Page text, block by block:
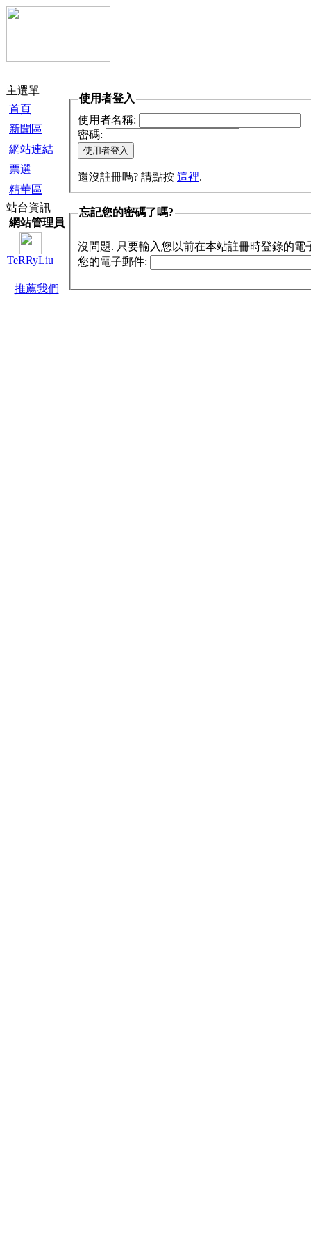
主選單
首頁
新聞區
網站連結
票選
精華區
站台資訊
網站管理員
TeRRyLiu
推薦我們
使用者登入
使用者名稱:
密碼:
還沒註冊嗎? 請點按 這裡.
忘記您的密碼了嗎?
沒問題. 只要輸入您以前在本站註冊時登錄的電
您的電子郵件: